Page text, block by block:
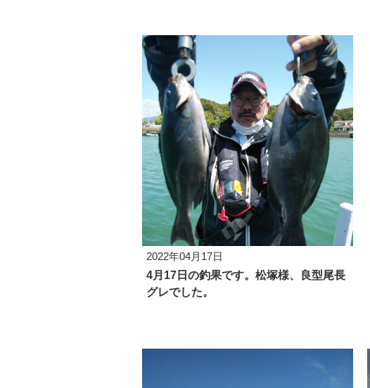
2022年04月17日
4月17日の釣果です。松塚様、良型尾長
グレでした。